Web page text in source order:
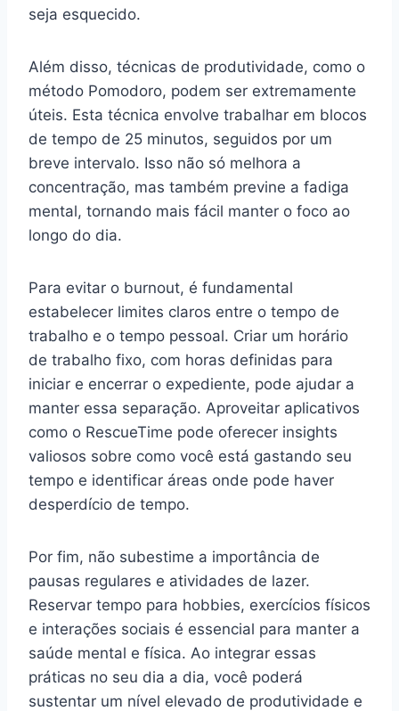
seja esquecido.
Além disso, técnicas de produtividade, como o
método Pomodoro, podem ser extremamente
úteis. Esta técnica envolve trabalhar em blocos
de tempo de 25 minutos, seguidos por um
breve intervalo. Isso não só melhora a
concentração, mas também previne a fadiga
mental, tornando mais fácil manter o foco ao
longo do dia.
Para evitar o burnout, é fundamental
estabelecer limites claros entre o tempo de
trabalho e o tempo pessoal. Criar um horário
de trabalho fixo, com horas definidas para
iniciar e encerrar o expediente, pode ajudar a
manter essa separação. Aproveitar aplicativos
como o RescueTime pode oferecer insights
valiosos sobre como você está gastando seu
tempo e identificar áreas onde pode haver
desperdício de tempo.
Por fim, não subestime a importância de
pausas regulares e atividades de lazer.
Reservar tempo para hobbies, exercícios físicos
e interações sociais é essencial para manter a
saúde mental e física. Ao integrar essas
práticas no seu dia a dia, você poderá
sustentar um nível elevado de produtividade e